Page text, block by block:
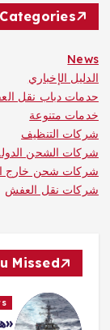
Categories
News
الدليل الإخباري
حدمات دباب نقل
خدمات متنوعة
شركات التنظيف
شركات الشحن
شركات شحن خارج
شركات نقل العفش
Missed